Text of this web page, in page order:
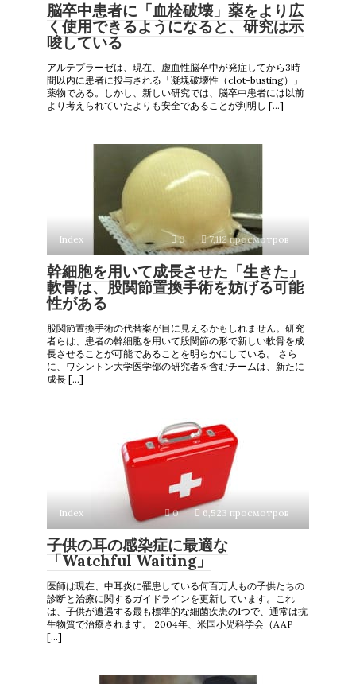
脳卒中患者に「血栓破壊」薬をより広
く使用できるようになると、研究は示
唆している
アルテプラーゼは、現在、虚血性脳卒中が発症してから3時
間以内に患者に投与される「凝塊破壊性（clot-busting）」
薬物である。しかし、新しい研究では、脳卒中患者には以前
より考えられていたよりも安全であることが判明し […]
Index 0 7,112 просмотров
幹細胞を用いて成長させた「生きた」
軟骨は、股関節置換手術を妨げる可能
性がある
股関節置換手術の代替案が目に見えるかもしれません。研究
者らは、患者の幹細胞を用いて股関節の形で新しい軟骨を成
長させることが可能であることを明らかにしている。 さら
に、ワシントン大学医学部の研究者を含むチームは、新たに
成長 […]
Index 0 6,523 просмотров
子供の耳の感染症に最適な
「Watchful Waiting」
医師は現在、中耳炎に罹患している何百万人もの子供たちの
診断と治療に関するガイドラインを更新しています。これ
は、子供が遭遇する最も標準的な細菌疾患の1つで、通常は抗
生物質で治療されます。 2004年、米国小児科学会（AAP
[…]